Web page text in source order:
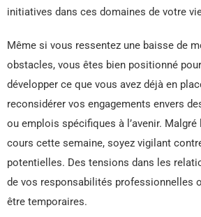
initiatives dans ces domaines de votre
Même si vous ressentez une baisse de
obstacles, vous êtes bien positionné
développer ce que vous avez déjà en
reconsidérer vos engagements envers
ou emplois spécifiques à l’avenir.
cours cette semaine, soyez vigilant
potentielles. Des tensions dans les
de vos responsabilités professionnelles
être temporaires.